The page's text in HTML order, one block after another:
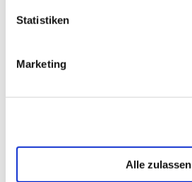
Statistiken
Marketing
Alle zulassen
Kommentare
Schreibe einen